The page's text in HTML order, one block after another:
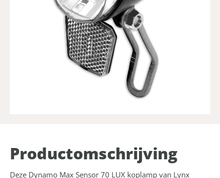
Product­omschrijving
Deze Dynamo Max Sensor 70 LUX koplamp van Lynx